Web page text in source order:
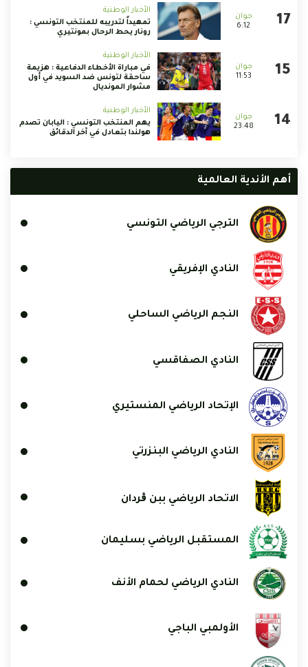
6:12
الأخبار الوطنية
تمهيداً لتدريبه للمنتخب التونسي :
رونار يحط الرحال بمونتيري
11:53
الأخبار الوطنية
في مباراة الأخطاء الدفاعية : هزيمة
ساحقة لتونس ضد السويد في أول
مشوار المونديال
23:48
الأخبار الوطنية
يهم المنتخب التونسي : اليابان تصدم
هولندا بتعادل في آخر الدقائق
أهم الأندية العالمية
الترجي الرياضي التونسي
النادي الإفريقي
النجم الرياضي الساحلي
النادي الصفاقسي
الإتحاد الرياضي المنستيري
النادي الرياضي البنزرتي
الاتحاد الرياضي ببن ڨردان
المستقبل الرياضي بسليمان
النادي الرياضي لحمام الأنف
الأولمبي الباجي